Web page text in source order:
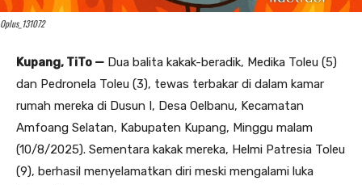
Oplus_131072
Kupang, TiTo — Dua balita kakak-beradik, Medika Toleu (5)
dan Pedronela Toleu (3), tewas terbakar di dalam kamar
rumah mereka di Dusun I, Desa Oelbanu, Kecamatan
Amfoang Selatan, Kabupaten Kupang, Minggu malam
(10/8/2025). Sementara kakak mereka, Helmi Patresia Toleu
(9), berhasil menyelamatkan diri meski mengalami luka